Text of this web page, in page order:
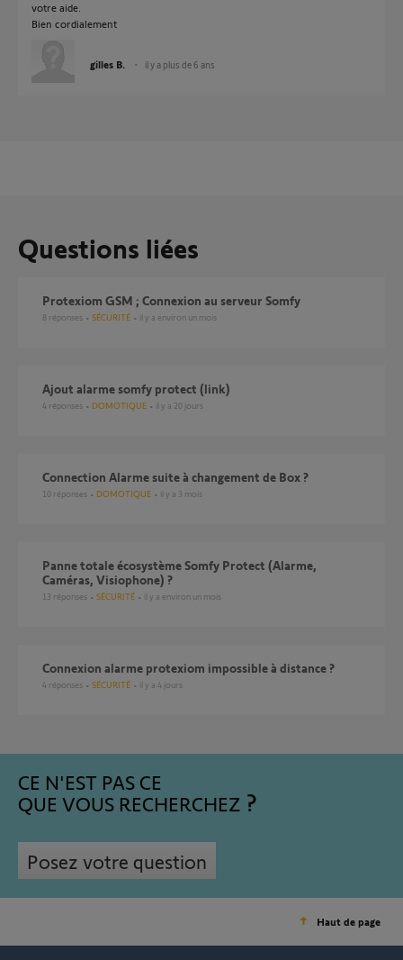
votre aide.
Bien cordialement
gilles B. il y a plus de 6 ans
Questions liées
Protexiom GSM ; Connexion au serveur Somfy
8 réponses SÉCURITÉ il y a environ un mois
ajout alarme somfy protect (link)
4 réponses DOMOTIQUE il y a 20 jours
Connection Alarme suite à changement de Box ?
10 réponses DOMOTIQUE il y a 3 mois
Panne totale écosystème Somfy Protect (Alarme,
Caméras, Visiophone) ?
13 réponses SÉCURITÉ il y a environ un mois
Connexion alarme protexiom impossible à distance ?
4 réponses SÉCURITÉ il y a 4 jours
CE N'EST PAS CE
QUE VOUS RECHERCHEZ
Posez votre question
Haut de page